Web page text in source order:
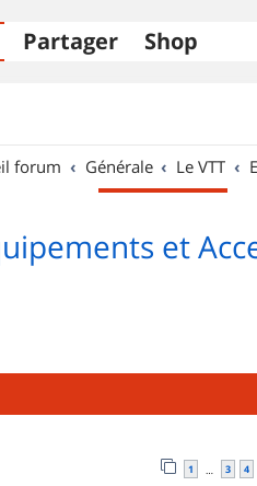
Partager Shop
forum Générale Le VTT
et
1 … 3 4